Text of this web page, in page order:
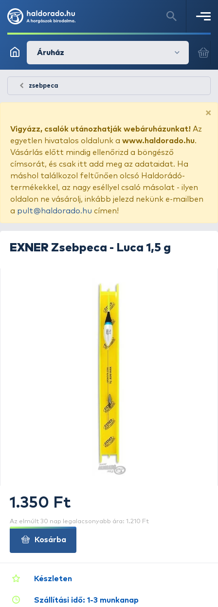
Áruház
zsebpeca
×
Vigyázz, csalók utánozhatják webáruházunkat! Az
egyetlen hivatalos oldalunk a www.haldorado.hu.
Vásárlás előtt mindig ellenőrizd a böngésző
címsorát, és csak itt add meg az adataidat. Ha
máshol találkozol feltűnően olcsó Haldorádó-
termékekkel, az nagy eséllyel csaló másolat - ilyen
oldalon ne vásárolj, inkább jelezd nekünk e-mailben
a pult@haldorado.hu címen!
EXNER Zsebpeca - Luca 1,5 g
Készleten
Szállítási idő: 1-3 munkanap
1.350 Ft
Az elmúlt 30 nap legalacsonyabb ára: 1.210 Ft
Kosárba